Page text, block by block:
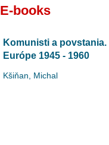
E-books
Komunisti a
Európe 1945 - 1960
Kšiňan, Michal